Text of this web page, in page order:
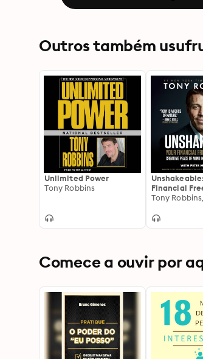
Outros também
Unlimited Power
Tony Robbins
Financial
Playbook
Comece a ouvir por